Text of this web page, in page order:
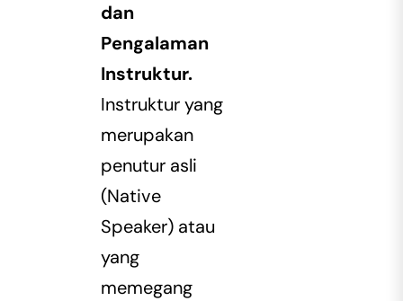
dan
Pengalaman
Instruktur.
Instruktur yang
merupakan
penutur asli
(Native
Speaker) atau
yang
memegang